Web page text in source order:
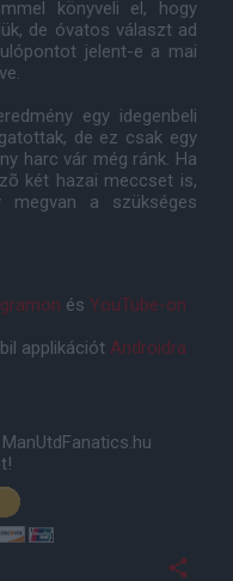
könyveli el, hogy
de óvatos választ ad
jelent-e a mai
egy idegenbeli
de ez csak egy
harc vár még ránk. Ha
két hazai meccset is,
megvan a szükséges
és YouTube-on
applikációt Androidra